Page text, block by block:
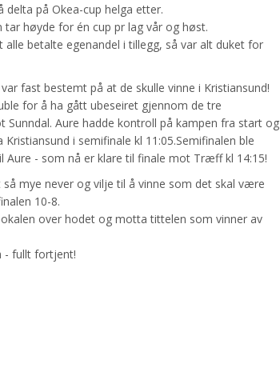
på Okea-cup helga etter.
høyde for én cup pr lag vår og høst.
betalte egenandel i tillegg, så var alt duket for
fast bestemt på at de skulle vinne i Kristiansund!
for å ha gått ubeseiret gjennom de tre
Aure hadde kontroll på kampen fra start og
i semifinale kl 11:05.Semifinalen ble
- som nå er klare til finale mot Træff kl 14:15!
mye never og vilje til å vinne som det skal være
10-8.
over hodet og motta tittelen som vinner av
- fullt fortjent!